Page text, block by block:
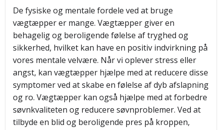
De fysiske og mentale fordele ved at bruge
vægtæpper er mange. Vægtæpper giver en
behagelig og beroligende følelse af tryghed og
sikkerhed, hvilket kan have en positiv indvirkning på
vores mentale velvære. Når vi oplever stress eller
angst, kan vægtæpper hjælpe med at reducere disse
symptomer ved at skabe en følelse af dyb afslapning
og ro. Vægtæpper kan også hjælpe med at forbedre
søvnkvaliteten og reducere søvnproblemer. Ved at
tilbyde en blid og beroligende pres på kroppen,